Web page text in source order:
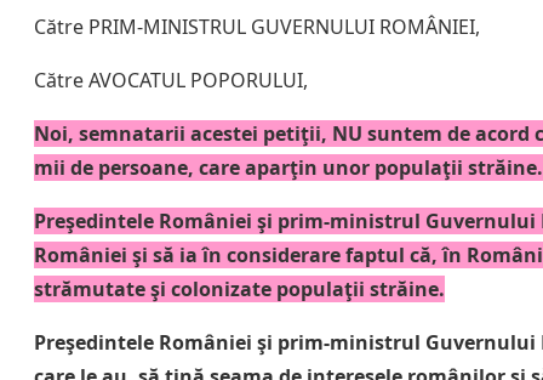
Către PRIM-MINISTRUL GUVERNULUI ROMÂNIEI,
Către AVOCATUL POPORULUI,
Noi, semnatarii acestei petiţii, NU suntem de
mii de persoane, care aparţin unor populaţii străine.
Preşedintele României şi prim-ministrul
României şi să ia în considerare faptul că, în
strămutate şi colonizate populaţii străine.
Preşedintele României şi prim-ministrul